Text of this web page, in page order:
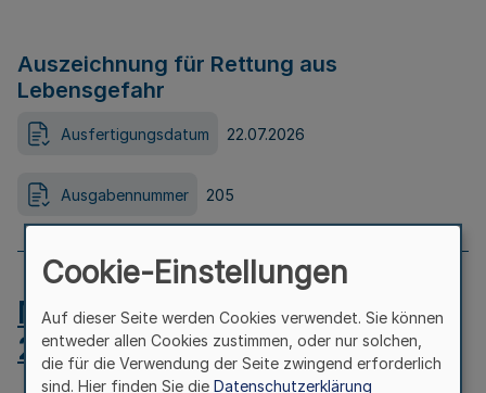
Auszeichnung für Rettung aus
Lebensgefahr
Ausfertigungsdatum 22.07.2026
Ausgabennummer 205
MB.NRW 2026 Nr. 204 vom
24.07.2026
Cookie-Einstellungen
Auf dieser Seite werden Cookies verwendet. Sie können
entweder allen Cookies zustimmen, oder nur solchen,
die für die Verwendung der Seite zwingend erforderlich
sind. Hier finden Sie die Datenschutzerklärung